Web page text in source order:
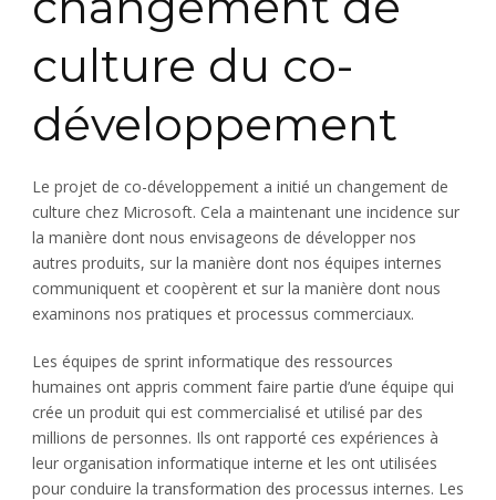
culture du co-
développement
Le projet de co-développement a initié un changement de
culture chez Microsoft. Cela a maintenant une incidence sur
la manière dont nous envisageons de développer nos
autres produits, sur la manière dont nos équipes internes
communiquent et coopèrent et sur la manière dont nous
examinons nos pratiques et processus commerciaux.
Les équipes de sprint informatique des ressources
humaines ont appris comment faire partie d’une équipe qui
crée un produit qui est commercialisé et utilisé par des
millions de personnes. Ils ont rapporté ces expériences à
leur organisation informatique interne et les ont utilisées
pour conduire la transformation des processus internes. Les